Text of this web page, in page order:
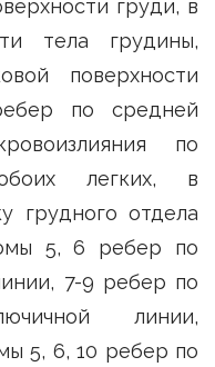
груди, в
тела грудины,
поверхности
по средней
по
легких, в
грудного отдела
5, 6 ребер по
7-9 ребер по
линии,
5, 6, 10 ребер по